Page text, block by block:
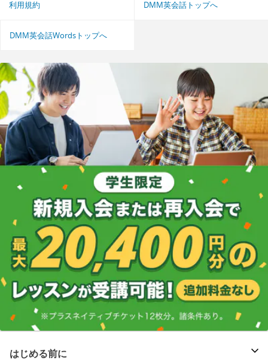
利用規約 DMM英会話トップへ
DMM英会話Wordsトップへ
はじめる前に